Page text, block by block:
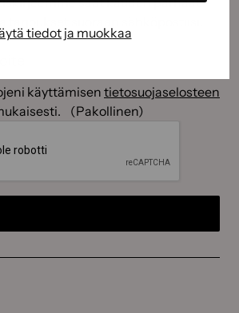
tiedot ja muokkaa
käyttämisen tietosuojaselosteen
(Pakollinen)